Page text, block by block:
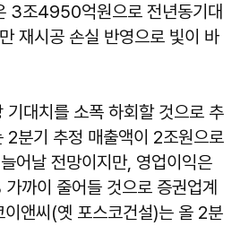
3조4950억원으로 전년동기대
재시공 손실 반영으로 빛이 바
기대치를 소폭 하회할 것으로 추
2분기 추정 매출액이 2조원으로
어날 전망이지만, 영업이익은
까이 줄어들 것으로 증권업계
앤씨(옛 포스코건설)는 올 2분